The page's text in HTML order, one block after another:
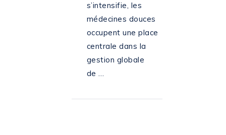
s’intensifie, les
médecines douces
occupent une place
centrale dans la
gestion globale
de …